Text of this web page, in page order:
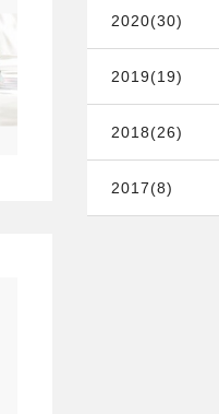
2020(30)
2019(19)
2018(26)
2017(8)